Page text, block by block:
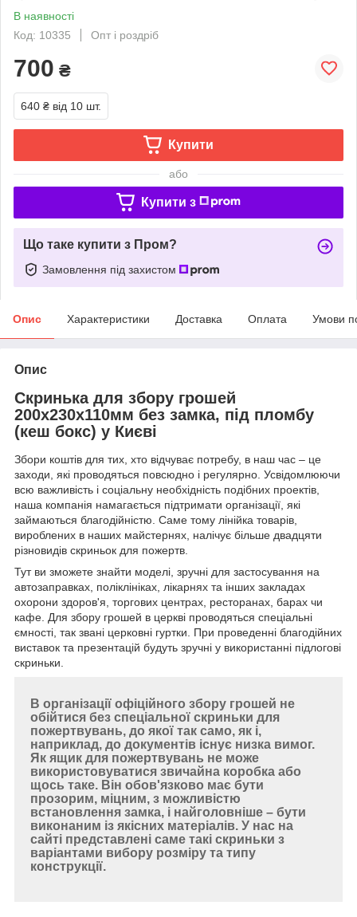
В наявності
Код: 10335
Опт і роздріб
700 ₴
640 ₴ від 10 шт.
Купити
або
Купити з
Що таке купити з Пром?
Замовлення під захистом
Опис Характеристики Доставка Оплата Умови
Опис
Скринька для збору грошей
200x230x110мм без замка, під пломбу
(кеш бокс) у Києві
Збори коштів для тих, хто відчуває потребу, в наш час – це
заходи, які проводяться повсюдно і регулярно. Усвідомлюючи
всю важливість і соціальну необхідність подібних проектів,
наша компанія намагається підтримати організації, які
займаються благодійністю. Саме тому лінійка товарів,
вироблених в наших майстернях, налічує більше двадцяти
різновидів скриньок для пожертв.
Тут ви зможете знайти моделі, зручні для застосування на
автозаправках, поліклініках, лікарнях та інших закладах
охорони здоров'я, торгових центрах, ресторанах, барах чи
кафе. Для збору грошей в церкві проводяться спеціальні
ємності, так звані церковні гуртки. При проведенні благодійних
виставок та презентацій будуть зручні у використанні підлогові
скриньки.
В організації офіційного збору грошей не
обійтися без спеціальної скриньки для
пожертвувань, до якої так само, як і,
наприклад, до документів існує низка вимог.
Як ящик для пожертвувань не може
використовуватися звичайна коробка або
щось таке. Він обов'язково має бути
прозорим, міцним, з можливістю
встановлення замка, і найголовніше – бути
виконаним із якісних матеріалів. У нас на
сайті представлені саме такі скриньки з
варіантами вибору розміру та типу
конструкції.